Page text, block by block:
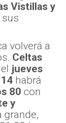
Vistillas y
volverá a
Celtas
el jueves
habrá
80 con
y
grande,